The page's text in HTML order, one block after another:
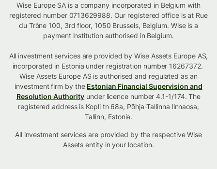
Wise Europe SA is a company incorporated in Belgium with
registered number 0713629988. Our registered office is at Rue
du Trône 100, 3rd floor, 1050 Brussels, Belgium. Wise is a
payment institution authorised in Belgium.
All investment services are provided by Wise Assets Europe AS,
incorporated in Estonia under registration number 16267372.
Wise Assets Europe AS is authorised and regulated as an
investment firm by the Estonian Financial Supervision and
Resolution Authority under licence number 4.1-1/174. The
registered address is Kopli tn 68a, Põhja-Tallinna linnaosa,
Tallinn, Estonia.
All investment services are provided by the respective Wise
Assetsentity in your location.